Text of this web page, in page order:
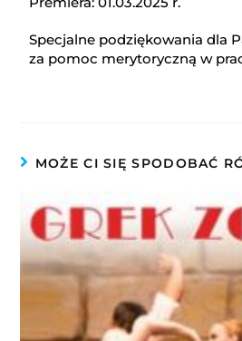
Specjalne podziękowania dla
za pomoc merytoryczną w
MOŻE CI SIĘ SPODOBAĆ